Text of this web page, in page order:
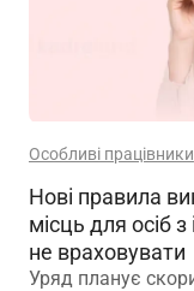
Особливі працівники
Нові правила
місць для осіб
не враховувати
Уряд планує